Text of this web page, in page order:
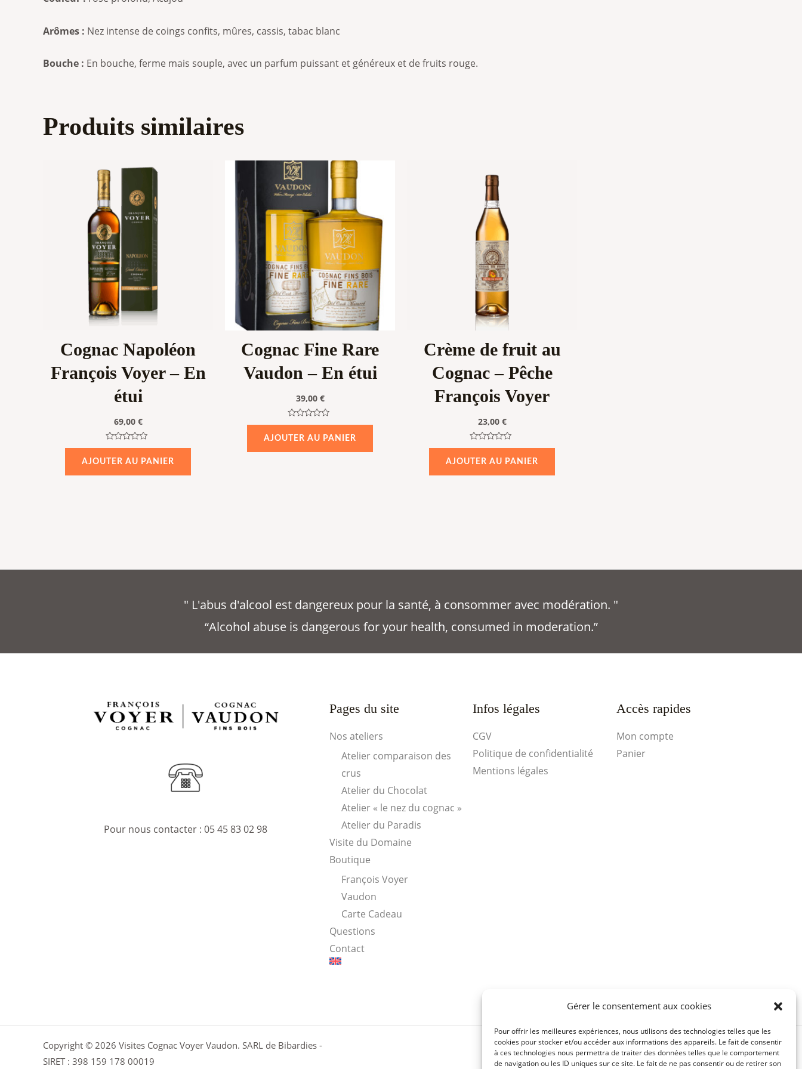
Gérer le consentement aux cookies
Pour offrir les meilleures expériences, nous utilisons des technologies telles que les
cookies pour stocker et/ou accéder aux informations des appareils. Le fait de consentir
à ces technologies nous permettra de traiter des données telles que le comportement
de navigation ou les ID uniques sur ce site. Le fait de ne pas consentir ou de retirer son
Arômes : Nez intense de coings confits, mûres, cassis, tabac blanc
Bouche : En bouche, ferme mais souple, avec un parfum puissant et généreux et de fruits rouge.
Produits similaires
Cognac Napoléon
François Voyer – En
étui
69,00 €
Note
sur
AJOUTER AU PANIER
Cognac Fine Rare
Vaudon – En étui
39,00 €
Note
sur
AJOUTER AU PANIER
Crème de fruit au
Cognac – Pêche
François Voyer
23,00 €
Note
sur
AJOUTER AU PANIER
" L'abus d'alcool est dangereux pour la santé, à consommer avec modération. "
“Alcohol abuse is dangerous for your health, consumed in moderation.”
Pour nous contacter :05 45 83 02 98
Pages du site
Nos ateliers
Atelier comparaison des
crus
Atelier du Chocolat
Atelier « le nez du cognac »
Atelier du Paradis
Visite du Domaine
Boutique
François Voyer
Vaudon
Carte Cadeau
Questions
Contact
Infos légales
CGV
Politique de confidentialité
Mentions légales
Accès rapides
Mon compte
Panier
Copyright © 2026 Visites Cognac Voyer Vaudon. SARL de Bibardies -
SIRET : 398 159 178 00019